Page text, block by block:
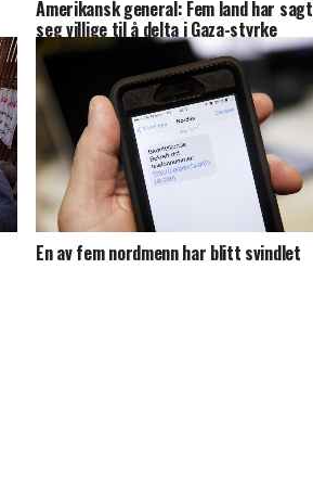
Amerikansk general: Fem land har sagt
seg villige til å delta i Gaza-styrke
En av fem nordmenn har blitt svindlet